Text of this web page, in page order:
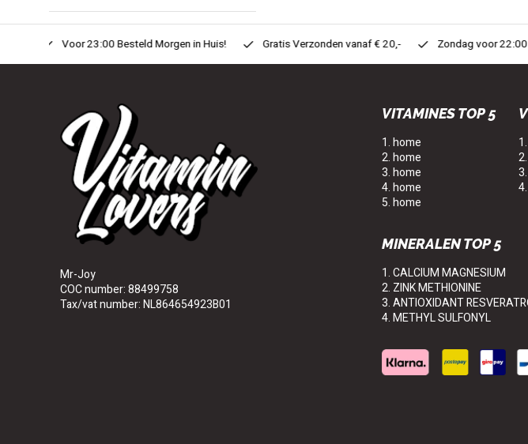
Gratis Verzonden vanaf € 20,- Zondag voor 22:00 Besteld Maandag in Huis! Same
Mr-Joy
COC number: 88499758
Tax/vat number: NL864654923B01
VITAMINES TOP 5
1. home
2. home
3. home
4. home
5. home
MINERALEN TOP 5
1. CALCIUM MAGNESIUM
2. ZINK METHIONINE
3. ANTIOXIDANT
4. METHYL SULFONYL